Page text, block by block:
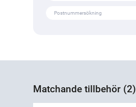
Matchande tillbehör (2)